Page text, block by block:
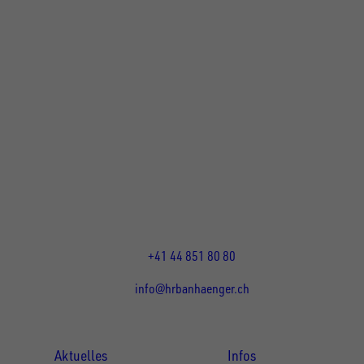
+41 44 851 80 80
info@hrbanhaenger.ch
Aktuelles Infos